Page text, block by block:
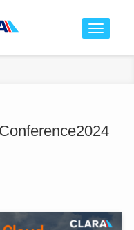
t
n
a